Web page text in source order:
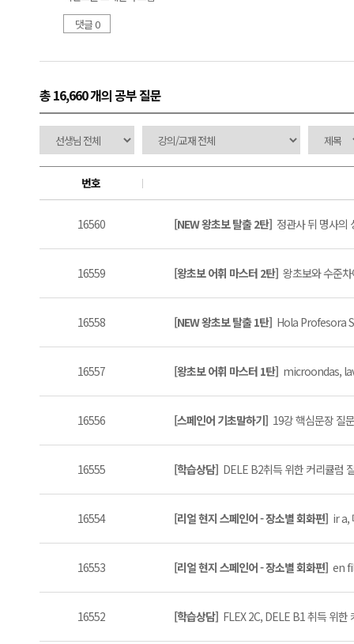
댓글 0
총 16,660 개의 공부 질문
번호
16560 [NEW 왕초보 탈출 2탄] 정관사 뒤 명사의
16559 [왕초보 어휘 마스터 2탄] 왕초보와 수준
16558 [NEW 왕초보 탈출 1탄] Hola Profesora
16557 [왕초보 어휘 마스터 1탄] microondas,
16556 [스페인어 기초말하기] 19강 핵심문장 질
16555 [학습상담] DELE B2취득 위한 커리큘럼
16554 [리얼 현지 스페인어 - 장소별 회화편] ir a,
16553 [리얼 현지 스페인어 - 장소별 회화편] en
16552 [학습상담] FLEX 2C, DELE B1 취득 위